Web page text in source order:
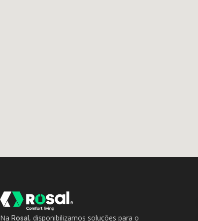
Na Rosal, disponibilizamos soluções para o